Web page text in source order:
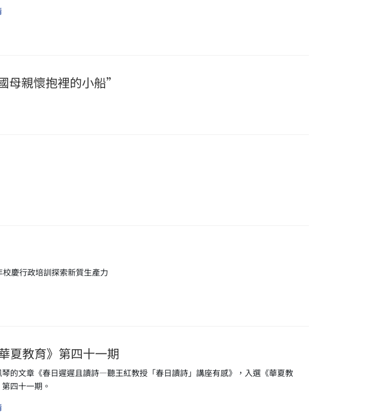
母親懷抱裡的小船”
慶行政培訓探索新質生產力
華夏教育》第四十一期
琴的文章《春日遲遲且讀詩—聽王紅教授「春日讀詩」講座有感》，入選《華夏教
四十一期。